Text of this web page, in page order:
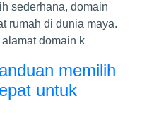
sederhana, domain
rumah di dunia maya.
domain k
memilih
untuk